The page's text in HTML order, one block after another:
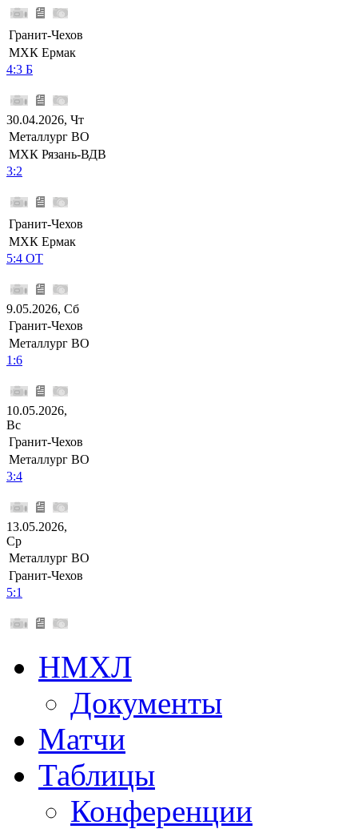
Гранит-Чехов
МХК Ермак
4:3 Б
30.04.2026, Чт
Металлург ВО
МХК Рязань-ВДВ
3:2
Гранит-Чехов
МХК Ермак
5:4 ОТ
9.05.2026, Сб
Гранит-Чехов
Металлург ВО
1:6
10.05.2026,
Вс
Гранит-Чехов
Металлург ВО
3:4
13.05.2026,
Ср
Металлург ВО
Гранит-Чехов
5:1
НМХЛ
Документы
Матчи
Таблицы
Конференции